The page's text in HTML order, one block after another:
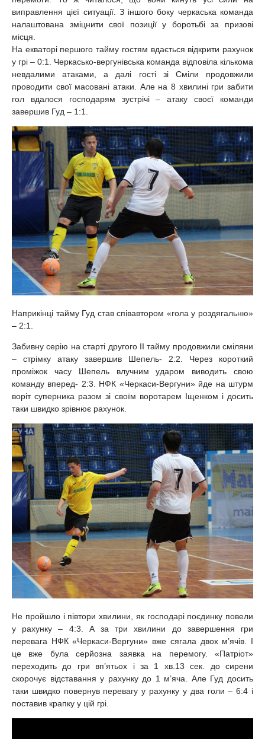
виправлення цієї ситуації. З іншого боку черкаська команда
налаштована зміцнити свої позиції у боротьбі за призові
місця.
На екваторі першого тайму гостям вдається відкрити рахунок
у грі – 0:1. Черкасько-вергунівська команда відповіла кількома
невдалими атаками, а далі гості зі Сміли продовжили
проводити свої масовані атаки. Але на 8 хвилині гри забити
гол вдалося господарям зустрічі – атаку своєї команди
завершив Гуд – 1:1.
Наприкінці тайму Гуд став співавтором «гола у роздягальню»
– 2:1.
Забивну серію на старті другого II тайму продовжили сміляни
– стрімку атаку завершив Шепель- 2:2. Через короткий
проміжок часу Шепель влучним ударом виводить свою
команду вперед- 2:3. НФК «Черкаси-Вергуни» йде на штурм
воріт суперника разом зі своїм воротарем Іщенком і досить
таки швидко зрівнює рахунок.
Не пройшло і півтори хвилини, як господарі поєдинку повели
у рахунку – 4:3. А за три хвилини до завершення гри
перевага НФК «Черкаси-Вергуни» вже сягала двох м’ячів. І
це вже була серйозна заявка на перемогу. «Патріот»
переходить до гри вп’ятьох і за 1 хв.13 сек. до сирени
скорочує відставання у рахунку до 1 м’яча. Але Гуд досить
таки швидко повернув перевагу у рахунку у два голи – 6:4 і
поставив крапку у цій грі.